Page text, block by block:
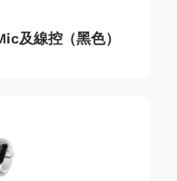
及線控（黑色）